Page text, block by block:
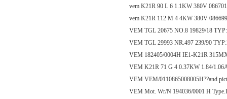
vem K21R 90 L 6 1.1KW 380V
vem K21R 112 M 4 4KW 380V
VEM TGL 20675 NO.8 19829/18
VEM TGL 29993 NR.497 239/90
VEM 182405/0004H IE1-K21R
VEM K21R 71 G 4 0.37KW 1.84/
VEM VEM/0110865008005H??and
VEM Mot. Wr/N 194036/0001 H